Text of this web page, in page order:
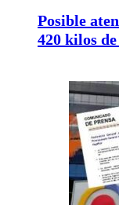
Posible
420 kilos